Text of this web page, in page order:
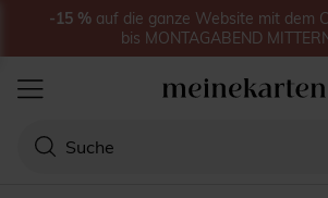
-15 % auf die ganze Website mit dem
bis MONTAGABEND